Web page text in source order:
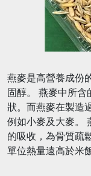
燕麥是高營養成份
固醇。 燕麥中所
狀。而燕麥在製造
例如小麥及大麥。
的吸收，為骨質疏
單位熱量遠高於米